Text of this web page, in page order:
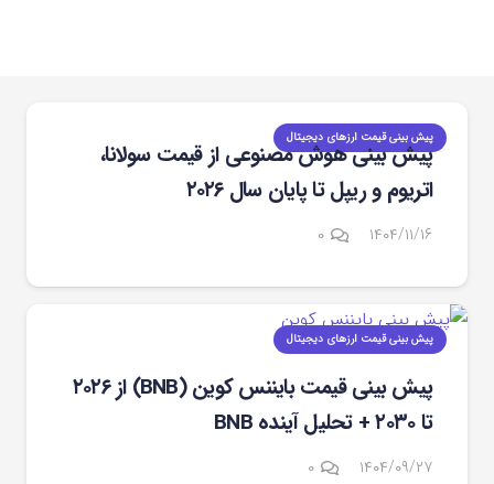
پیش بینی قیمت ارزهای دیجیتال
پیش‌ بینی هوش مصنوعی از قیمت سولانا،
اتریوم و ریپل تا پایان سال ۲۰۲۶
۱۴۰۴/۱۱/۱۶ ۰
پیش بینی قیمت ارزهای دیجیتال
پیش ‌بینی قیمت بایننس کوین (BNB) از ۲۰۲۶
تا ۲۰۳۰ + تحلیل آینده BNB
۱۴۰۴/۰۹/۲۷ ۰